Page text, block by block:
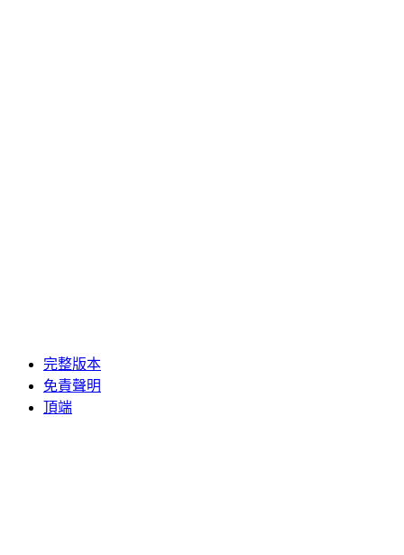
完整版本
免責聲明
頂端